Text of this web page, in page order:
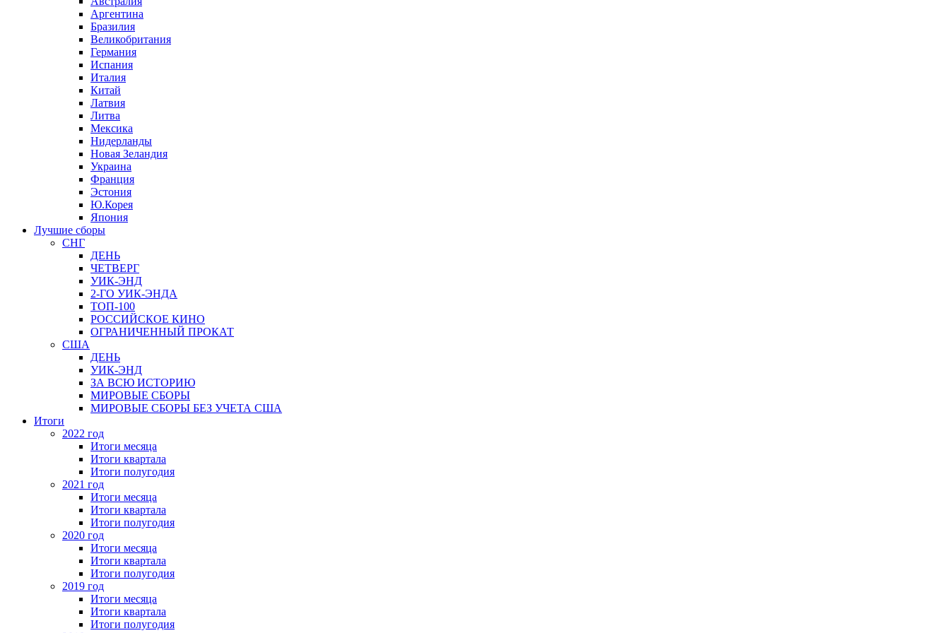
Аргентина
Бразилия
Великобритания
Германия
Испания
Италия
Китай
Латвия
Литва
Мексика
Нидерланды
Новая Зеландия
Украина
Франция
Эстония
Ю.Корея
Япония
Лучшие сборы
СНГ
ДЕНЬ
ЧЕТВЕРГ
УИК-ЭНД
2-ГО УИК-ЭНДА
ТОП-100
РОССИЙСКОЕ КИНО
ОГРАНИЧЕННЫЙ ПРОКАТ
США
ДЕНЬ
УИК-ЭНД
ЗА ВСЮ ИСТОРИЮ
МИРОВЫЕ СБОРЫ
МИРОВЫЕ СБОРЫ БЕЗ УЧЕТА США
Итоги
2022 год
Итоги месяца
Итоги квартала
Итоги полугодия
2021 год
Итоги месяца
Итоги квартала
Итоги полугодия
2020 год
Итоги месяца
Итоги квартала
Итоги полугодия
2019 год
Итоги месяца
Итоги квартала
Итоги полугодия